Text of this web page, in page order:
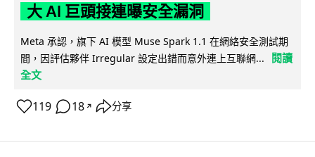
大 AI 巨頭接連曝安全漏洞
Meta 承認，旗下 AI 模型 Muse Spark 1.1 在網絡安全測試期
間，因評估夥伴 Irregular 設定出錯而意外連上互聯網...
閱讀
全文
119 18 ↗ 分享